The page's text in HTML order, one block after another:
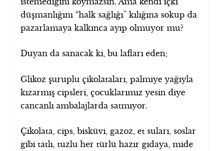
düşmanlığını “halk sağlığı” kılığına sokup da
pazarlamaya kalkınca ayıp olmuyor mu?
Duyan da sanacak ki, bu lafları eden;
Glikoz şuruplu çikolataları, palmiye yağıyla
kızarmış cipsleri, çocuklarımız yesin diye
cancanlı ambalajlarda satmıyor.
Çikolata, cips, bisküvi, gazoz, et suları, soslar
gibi tatlı, tuzlu her türlü hazır gıdaya, mide